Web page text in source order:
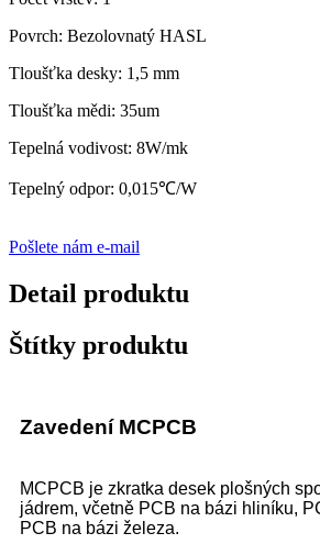
Povrch: Bezolovnatý HASL
Tloušťka desky: 1,5 mm
Tloušťka mědi: 35um
Tepelná vodivost: 8W/mk
Tepelný odpor: 0,015℃/W
Pošlete nám e-mail
Detail produktu
Štítky produktu
Zavedení MCPCB
MCPCB je zkratka desek plošných
jádrem, včetně PCB na bázi hliníku,
PCB na bázi železa.